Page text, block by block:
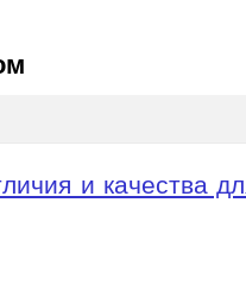
и качества